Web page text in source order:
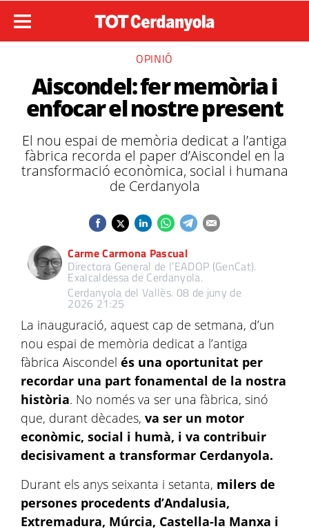
OPINIÓ
Aiscondel: fer memòria i
enfocar el nostre present
El nou espai de memòria dedicat a l’antiga
fàbrica recorda el paper d’Aiscondel en la
transformació econòmica, social i humana
de Cerdanyola
Carme Carmona Pascual
Directora General de l’EADOP (GenCat).
Exalcaldessa de Cerdanyola.
Cerdanyola del Vallès. 08 de juny de
2026 21:25
La inauguració, aquest cap de setmana, d’un
nou espai de memòria dedicat a l’antiga
fàbrica Aiscondel és una oportunitat per
recordar una part fonamental de la nostra
història. No només va ser una fàbrica, sinó
que, durant dècades, va ser un motor
econòmic, social i humà, i va contribuir
decisivament a transformar Cerdanyola.
Durant els anys seixanta i setanta, milers de
persones procedents d’Andalusia,
Extremadura, Múrcia, Castella-la Manxa i